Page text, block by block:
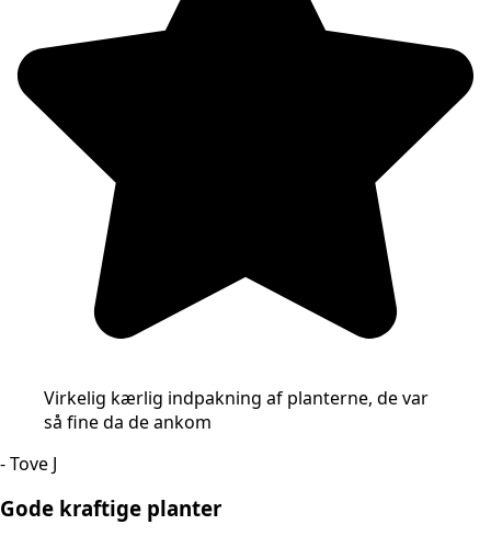
Virkelig kærlig indpakning af planterne, de var
så fine da de ankom
- Tove J
Gode kraftige planter